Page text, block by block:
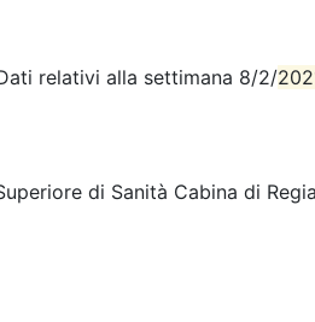
relativi alla settimana 8/2/
di Sanità Cabina di